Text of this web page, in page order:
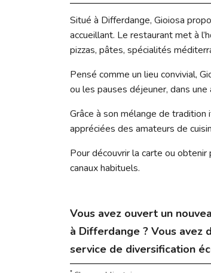
Situé à Differdange, Gioiosa
accueillant. Le restaurant met à
pizzas, pâtes, spécialités
Pensé comme un lieu convivial,
ou les pauses déjeuner, dans
Grâce à son mélange de
appréciées des amateurs de
Pour découvrir la carte ou
canaux habituels.
Vous avez ouvert un
à Differdange ? Vous avez
service de diversification